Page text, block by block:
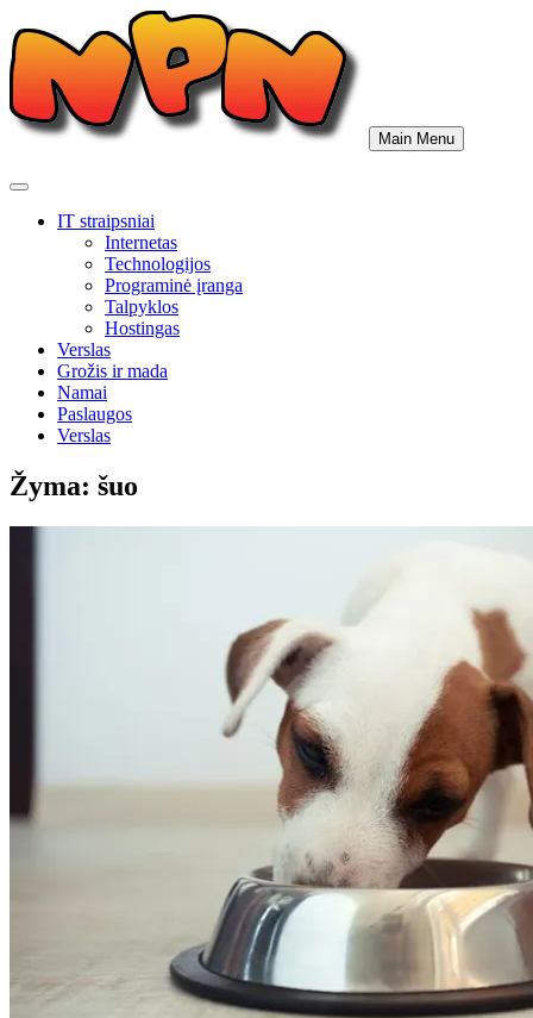
to
content
Main Menu
IT straipsniai
Internetas
Technologijos
Programinė įranga
Talpyklos
Hostingas
Verslas
Grožis ir mada
Namai
Paslaugos
Verslas
Žyma: šuo